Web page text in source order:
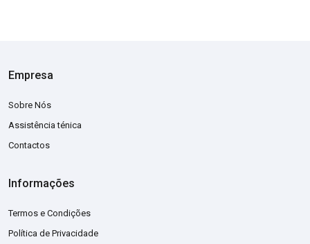
Empresa
Sobre Nós
Assistência ténica
Contactos
Informações
Termos e Condições
Política de Privacidade